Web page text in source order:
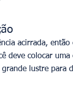
acirrada,
deve colocar
lustre para